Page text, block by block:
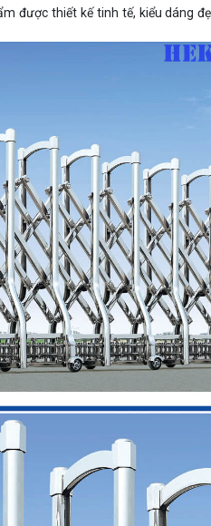
được thiết kế tinh tế, kiểu dáng